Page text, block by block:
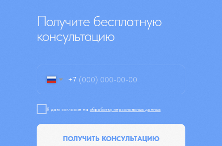
+7
Я даю согласие на обработку персональных данных
ПОЛУЧИТЬ КОНСУЛЬТАЦИЮ
Получите бесплатную
консультацию